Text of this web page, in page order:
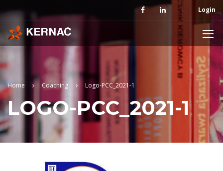
Login
Home Coaching Logo-PCC_2021-1
LOGO-PCC_2021-1